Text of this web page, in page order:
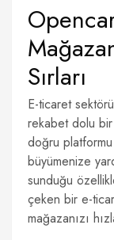
Sırları
E-ticaret
rekabet dolu
doğru
büyümenize
sunduğu
çeken bir e-
mağazanızı